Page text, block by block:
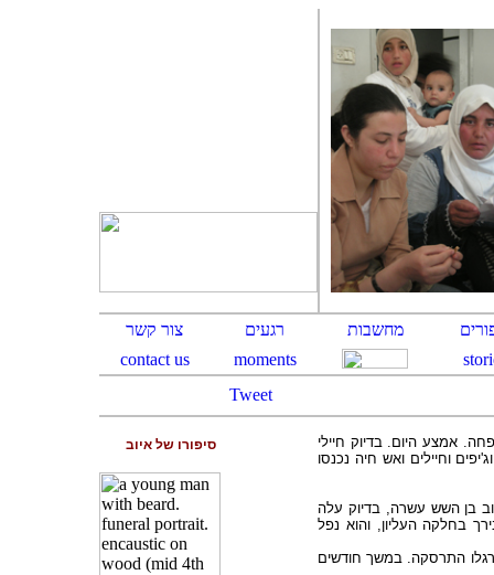
Tweet
סיפורו של איוב
אמצע היום. בדיוק חיילי
וחיילים ואש חיה נכנסו
בן השש עשרה, בדיוק עלה
בחלקה העליון, והוא נפל
התרסקה. במשך חודשים